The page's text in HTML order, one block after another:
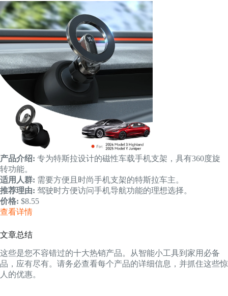
产品介绍: 专为特斯拉设计的磁性车载手机支架，具有360度旋
转功能。
适用人群: 需要方便且时尚手机支架的特斯拉车主。
推荐理由: 驾驶时方便访问手机导航功能的理想选择。
价格: $8.55
查看详情
文章总结
这些是您不容错过的十大热销产品。从智能小工具到家用必备
品，应有尽有。请务必查看每个产品的详细信息，并抓住这些惊
人的优惠。